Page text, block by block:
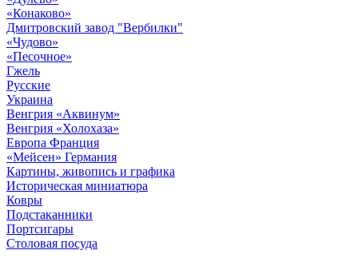
«Конаково»
Дмитровский завод "Вербилки"
«Чудово»
«Песочное»
Гжель
Русские
Украина
Венгрия «Аквинум»
Венгрия «Холохаза»
Европа Франция
«Мейсен» Германия
Картины, живопись и графика
Историческая миниатюра
Ковры
Подстаканники
Портсигары
Столовая посуда